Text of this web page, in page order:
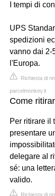
I tempi di
UPS
spedizioni
vanno dai 2-
l'Europa.
Richiesta di
parcelmonkey.it
Come
Per ritirare il
presentare
delegare al
sé: una
valido.
Richiesta di